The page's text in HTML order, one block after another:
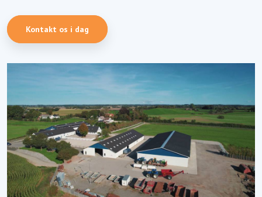
Kontakt os i dag